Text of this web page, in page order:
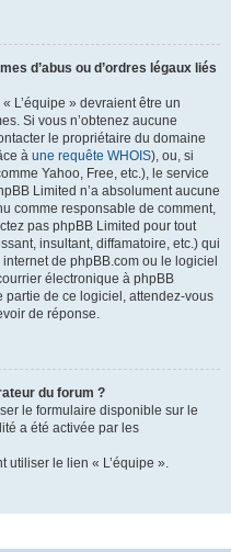
d’abus ou d’ordres légaux liés
L’équipe » devraient être un
Si vous n’obtenez aucune
le propriétaire du domaine
à une requête WHOIS), ou, si
Yahoo, Free, etc.), le service
Limited n’a absolument aucune
comme responsable de comment,
pas phpBB Limited pour tout
insultant, diffamatoire, etc.) qui
de phpBB.com ou le logiciel
électronique à phpBB
partie de ce logiciel, attendez-vous
de réponse.
du forum ?
le formulaire disponible sur le
a été activée par les
utiliser le lien « L’équipe ».